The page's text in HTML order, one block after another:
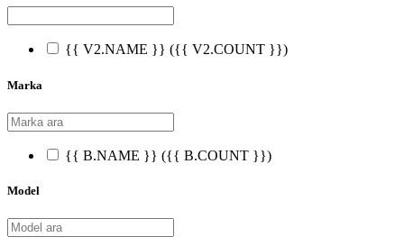
{{ V2.NAME }} ({{ V2.COUNT }})
Marka
{{ B.NAME }} ({{ B.COUNT }})
Model